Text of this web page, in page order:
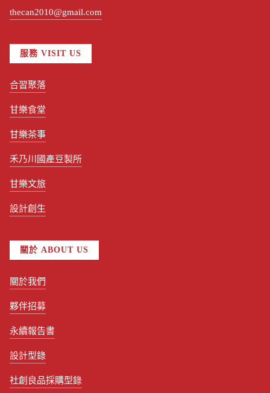
thecan2010@gmail.com
服務 VISIT US
合習聚落
甘樂食堂
甘樂茶事
禾乃川國產豆製所
甘樂文旅
設計創生
關於 ABOUT US
關於我們
夥伴招募
永續報告書
設計型錄
社創良品採購型錄